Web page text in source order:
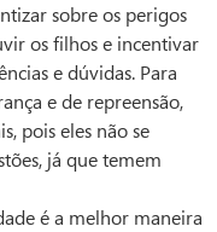
sobre os perigos
os filhos e incentivar
e dúvidas. Para
e de repreensão,
pois eles não se
já que temem
é a melhor maneira